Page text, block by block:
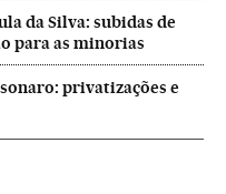
da Silva: subidas de
para as minorias
privatizações e